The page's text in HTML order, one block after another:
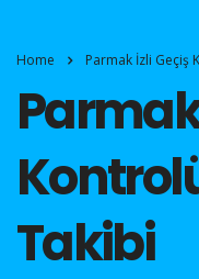
Home Parmak İzli Geçiş
Takibi